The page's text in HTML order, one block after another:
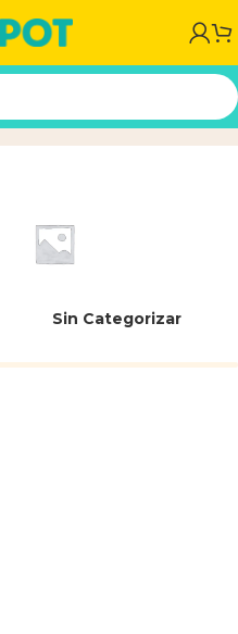
Inicio/Producto
Sin Categorizar